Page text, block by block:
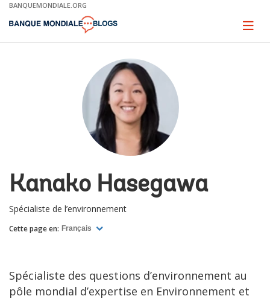
Skip
Main
BANQUEMONDIALE.ORG
Page
Kanako Hasegawa
Spécialiste de l’environnement
Cette page en: Français
Spécialiste des questions d’environnement au
pôle mondial d’expertise en Environnement et